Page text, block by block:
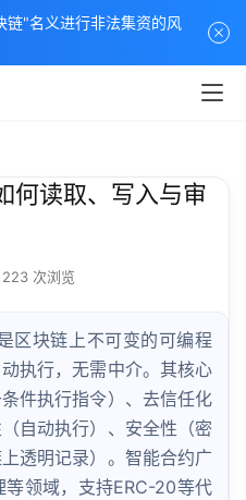
何读取、写入与审
223 次浏览
区块链上不可变的可编程
执行，无需中介。其核心
件执行指令）、去信任化
自动执行）、安全性（密
透明记录）。智能合约广
领域，支持ERC-20等代
"名义进行非法集资的风